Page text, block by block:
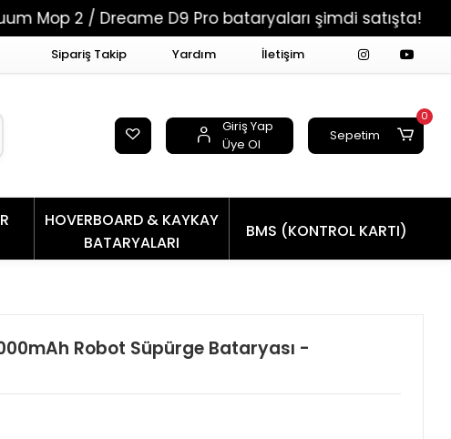
/ Dreame D9 Pro bataryaları şimdi satışta! Tüm
Sipariş Takip Yardım İletişim
Giriş Yap
Üye Ol
Sepetim
0
HOVERBOARD & KAYKAY
BATARYALARI
BMS (KONTROL KARTI)
Robot Süpürge Bataryası -